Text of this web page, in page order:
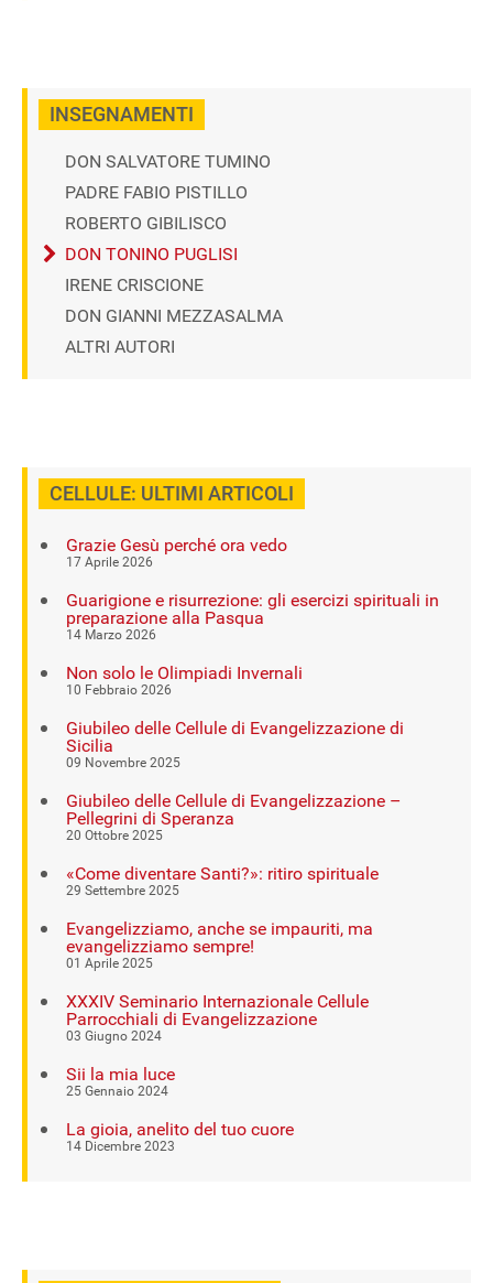
INSEGNAMENTI
DON SALVATORE TUMINO
PADRE FABIO PISTILLO
ROBERTO GIBILISCO
DON TONINO PUGLISI
IRENE CRISCIONE
DON GIANNI MEZZASALMA
ALTRI AUTORI
CELLULE: ULTIMI ARTICOLI
Grazie Gesù perché ora vedo
17 Aprile 2026
Guarigione e risurrezione: gli esercizi spirituali in
preparazione alla Pasqua
14 Marzo 2026
Non solo le Olimpiadi Invernali
10 Febbraio 2026
Giubileo delle Cellule di Evangelizzazione di
Sicilia
09 Novembre 2025
Giubileo delle Cellule di Evangelizzazione –
Pellegrini di Speranza
20 Ottobre 2025
«Come diventare Santi?»: ritiro spirituale
29 Settembre 2025
Evangelizziamo, anche se impauriti, ma
evangelizziamo sempre!
01 Aprile 2025
XXXIV Seminario Internazionale Cellule
Parrocchiali di Evangelizzazione
03 Giugno 2024
Sii la mia luce
25 Gennaio 2024
La gioia, anelito del tuo cuore
14 Dicembre 2023